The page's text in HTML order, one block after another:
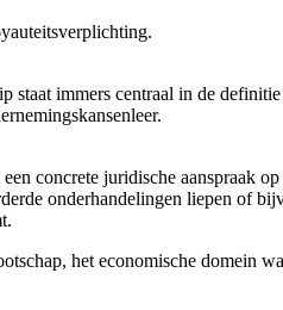
staat immers centraal in de
concrete juridische aanspraak
onderhandelingen liepen of
het economische domein